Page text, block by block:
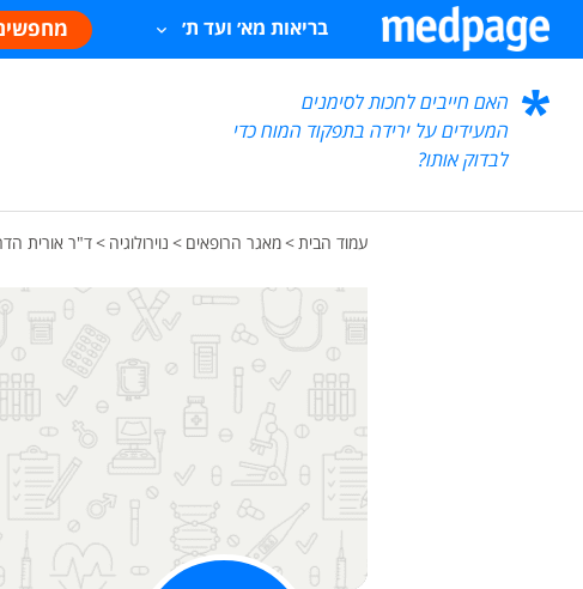
בריאות מא׳ ועד ת׳
האם חייבים לחכות לסימנים
המעידים על ירידה בתפקוד המוח כדי
לבדוק אותו?
עמוד הבית > מאגר הרופאים > נוירולוגיה > ד"ר אורית